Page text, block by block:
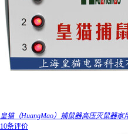
皇猫（HuangMao）捕鼠器高压灭鼠器
10条评价